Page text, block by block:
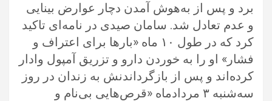
برد و پس از به‌هوش آمدن دچار عوارض بینایی
و عدم تعادل شد. سامان صیدی در نامه‌ای تاکید
کرد که در طول ۱۰ ماه «بارها ‏برای اعتراف و
فشار» او را به خوردن دارو و تزریق آمپول وادار
کرده‌اند و پس از بازگرداندنش به زندان در روز
سه‌شنبه ۳ مردادماه «قرص‌هایی ‏بی‌نام و